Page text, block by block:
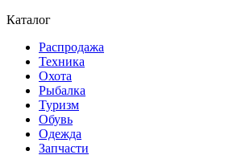
Каталог
Распродажа
Техника
Охота
Рыбалка
Туризм
Обувь
Одежда
Запчасти